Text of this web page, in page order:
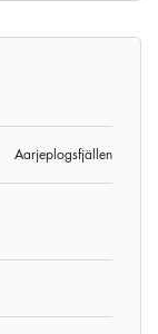
Aarjeplogsfjällen